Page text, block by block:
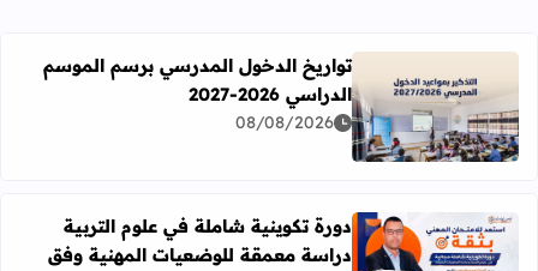
اقرأ المزيد عن تواريخ الدخول المدرسي برسم الموسم الدراسي 2026-
تواريخ الدخول المدرسي برسم الموسم
الدراسي 2026-2027
08/08/2026
دورة تكوينية شاملة في علوم التربية
دراسة معمقة للوضعيات المهنية وفق